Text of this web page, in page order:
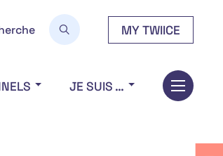
MY TWIICE
JE SUIS …